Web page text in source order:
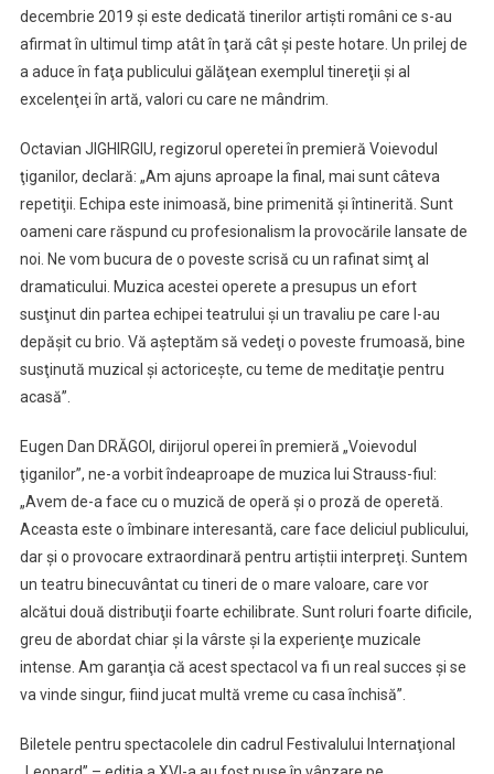
decembrie 2019 şi este dedicată tinerilor artişti români ce s-au
afirmat în ultimul timp atât în ţară cât şi peste hotare. Un prilej de
a aduce în faţa publicului gălăţean exemplul tinereţii şi al
excelenţei în artă, valori cu care ne mândrim.
Octavian JIGHIRGIU, regizorul operetei în premieră Voievodul
ţiganilor, declară: „Am ajuns aproape la final, mai sunt câteva
repetiţii. Echipa este inimoasă, bine primenită şi întinerită. Sunt
oameni care răspund cu profesionalism la provocările lansate de
noi. Ne vom bucura de o poveste scrisă cu un rafinat simţ al
dramaticului. Muzica acestei operete a presupus un efort
susţinut din partea echipei teatrului şi un travaliu pe care l-au
depăşit cu brio. Vă aşteptăm să vedeţi o poveste frumoasă, bine
susţinută muzical şi actoriceşte, cu teme de meditaţie pentru
acasă”.
Eugen Dan DRĂGOI, dirijorul operei în premieră „Voievodul
ţiganilor”, ne-a vorbit îndeaproape de muzica lui Strauss-fiul:
„Avem de-a face cu o muzică de operă şi o proză de operetă.
Aceasta este o îmbinare interesantă, care face deliciul publicului,
dar şi o provocare extraordinară pentru artiştii interpreţi. Suntem
un teatru binecuvântat cu tineri de o mare valoare, care vor
alcătui două distribuţii foarte echilibrate. Sunt roluri foarte dificile,
greu de abordat chiar şi la vârste şi la experienţe muzicale
intense. Am garanţia că acest spectacol va fi un real succes şi se
va vinde singur, fiind jucat multă vreme cu casa închisă”.
Biletele pentru spectacolele din cadrul Festivalului Internaţional